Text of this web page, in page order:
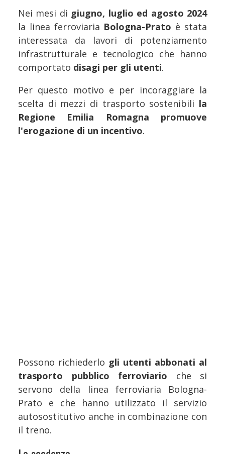
Nei mesi di giugno, luglio ed agosto 2024
la linea ferroviaria Bologna-Prato è stata
interessata da lavori di potenziamento
infrastrutturale e tecnologico che hanno
comportato disagi per gli utenti.
Per questo motivo e per incoraggiare la
scelta di mezzi di trasporto sostenibili la
Regione Emilia Romagna promuove
l'erogazione di un incentivo.
Possono richiederlo gli utenti abbonati al
trasporto pubblico ferroviario che si
servono della linea ferroviaria Bologna-
Prato e che hanno utilizzato il servizio
autosostitutivo anche in combinazione con
il treno.